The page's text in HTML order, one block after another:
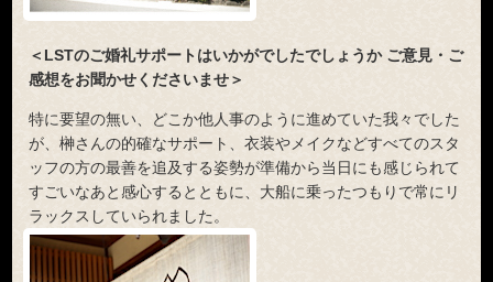
＜LSTのご婚礼サポートはいかがでしたでしょうか ご意見・ご
感想をお聞かせくださいませ＞
特に要望の無い、どこか他人事のように進めていた我々でした
が、榊さんの的確なサポート、衣装やメイクなどすべてのスタ
ッフの方の最善を追及する姿勢が準備から当日にも感じられて
すごいなあと感心するとともに、大船に乗ったつもりで常にリ
ラックスしていられました。